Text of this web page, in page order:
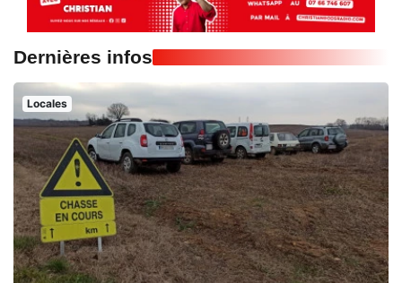
Dernières infos
Locales